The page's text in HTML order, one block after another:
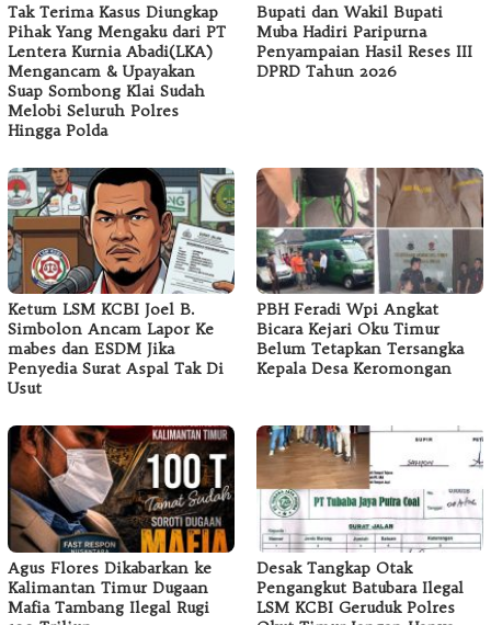
Tak Terima Kasus Diungkap
Pihak Yang Mengaku dari PT
Lentera Kurnia Abadi(LKA)
Mengancam & Upayakan
Suap Sombong Klai Sudah
Melobi Seluruh Polres
Hingga Polda
Bupati dan Wakil Bupati
Muba Hadiri Paripurna
Penyampaian Hasil Reses III
DPRD Tahun 2026
Ketum LSM KCBI Joel B.
Simbolon Ancam Lapor Ke
mabes dan ESDM Jika
Penyedia Surat Aspal Tak Di
Usut
PBH Feradi Wpi Angkat
Bicara Kejari Oku Timur
Belum Tetapkan Tersangka
Kepala Desa Keromongan
Agus Flores Dikabarkan ke
Kalimantan Timur Dugaan
Mafia Tambang Ilegal Rugi
Desak Tangkap Otak
Pengangkut Batubara Ilegal
LSM KCBI Geruduk Polres